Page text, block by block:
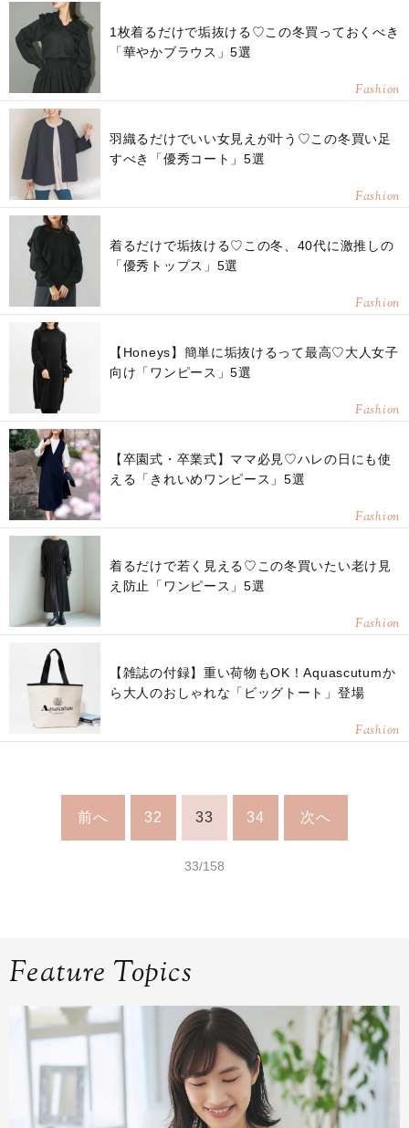
1枚着るだけで垢抜ける♡この冬買っておくべき
「華やかブラウス」5選
Fashion
羽織るだけでいい女見えが叶う♡この冬買い足
すべき「優秀コート」5選
Fashion
着るだけで垢抜ける♡この冬、40代に激推しの
「優秀トップス」5選
Fashion
【Honeys】簡単に垢抜けるって最高♡大人女子
向け「ワンピース」5選
Fashion
【卒園式・卒業式】ママ必見♡ハレの日にも使
える「きれいめワンピース」5選
Fashion
着るだけで若く見える♡この冬買いたい老け見
え防止「ワンピース」5選
Fashion
【雑誌の付録】重い荷物もOK！Aquascutumか
ら大人のおしゃれな「ビッグトート」登場
Fashion
前へ 32 33 34 次へ
33/158
Feature Topics